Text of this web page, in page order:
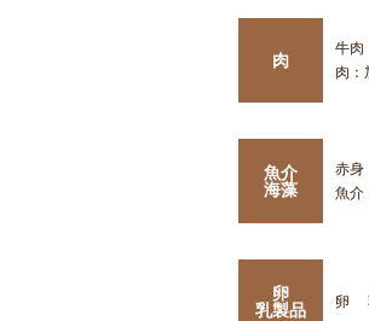
肉
牛肉
肉：
魚介
海藻
赤身
魚介
卵
乳製品
卵